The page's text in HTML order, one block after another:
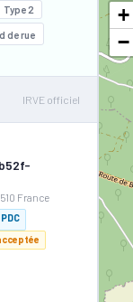
Type 2
de rue
IRVE officiel
France
+
−